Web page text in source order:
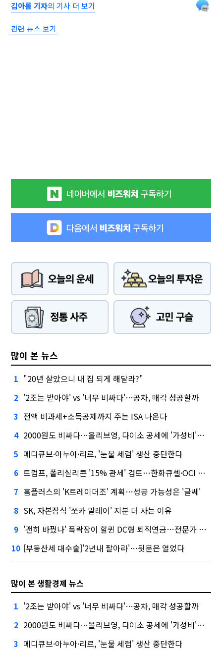
김아름 기자의 기사 더 보기
관련 뉴스 보기
많이 본 뉴스
1 "20년 살았으니 내 집 되게 해달라?"
2 '2조는 받아야' vs '너무 비싸다'…공차, 매각 성공할까
3 전액 비과세+소득공제까지 주는 ISA 나온다
4 2000원도 비싸다…올리브영, 다이소 공세에 '가성비'로 맞불
5 메디큐브·아누아·리르, '눈물 세럼' 생산 중단한다
6 트럼프, 폴리실리콘 '15% 관세' 검토…한화큐셀·OCI 영향은?
7 홈플러스의 'K트레이더조' 계획…성공 가능성은 '글쎄'
8 SK, 자본잠식 '쏘카 말레이' 지분 더 사는 이유
9 '괜히 바꿨나' 폭락장이 할퀸 DC형 퇴직연금…전문가 조언은
10 [부동산세 대수술]'2년내 팔아라'…뒷문은 열었다
많이 본 생활경제 뉴스
1 '2조는 받아야' vs '너무 비싸다'…공차, 매각 성공할까
2 2000원도 비싸다…올리브영, 다이소 공세에 '가성비'로 맞불
3 메디큐브·아누아·리르, '눈물 세럼' 생산 중단한다